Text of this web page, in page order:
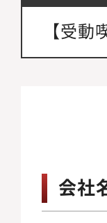
【受
会社